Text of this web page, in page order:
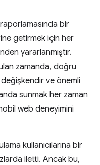
bir
getirmek için her
yararlanmıştır.
zamanda, doğru
ve önemli
sunmak her zaman
web deneyimini
kullanıcılarına bir
iletti. Ancak bu,